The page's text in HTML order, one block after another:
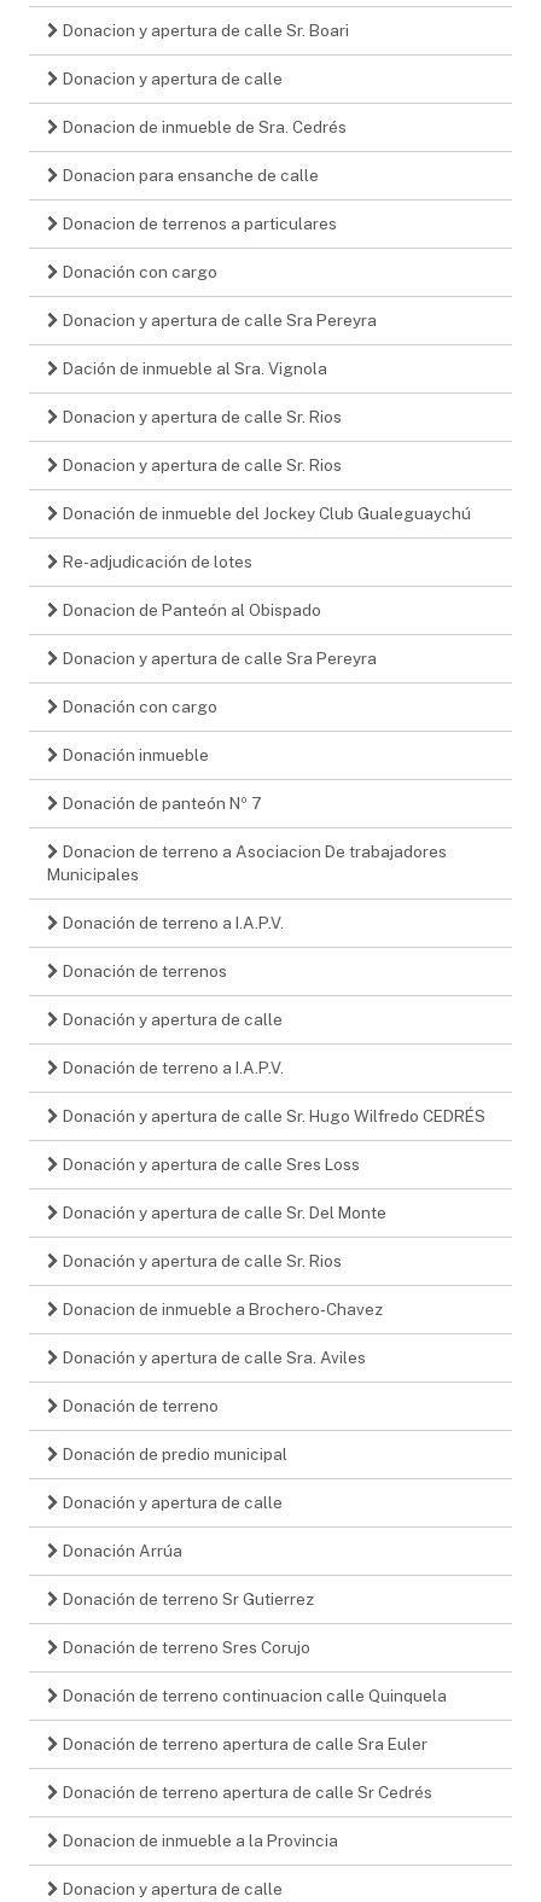
Donacion y apertura de calle Sr. Boari
Donacion y apertura de calle
Donacion de inmueble de Sra. Cedrés
Donacion para ensanche de calle
Donacion de terrenos a particulares
Donación con cargo
Donacion y apertura de calle Sra Pereyra
Dación de inmueble al Sra. Vignola
Donacion y apertura de calle Sr. Rios
Donacion y apertura de calle Sr. Rios
Donación de inmueble del Jockey Club Gualeguaychú
Re-adjudicación de lotes
Donacion de Panteón al Obispado
Donacion y apertura de calle Sra Pereyra
Donación con cargo
Donación inmueble
Donación de panteón Nº 7
Donacion de terreno a Asociacion De trabajadores
Municipales
Donación de terreno a I.A.P.V.
Donación de terrenos
Donación y apertura de calle
Donación de terreno a I.A.P.V.
Donación y apertura de calle Sr. Hugo Wilfredo CEDRÉS
Donación y apertura de calle Sres Loss
Donación y apertura de calle Sr. Del Monte
Donación y apertura de calle Sr. Rios
Donacion de inmueble a Brochero-Chavez
Donación y apertura de calle Sra. Aviles
Donación de terreno
Donación de predio municipal
Donación y apertura de calle
Donación Arrúa
Donación de terreno Sr Gutierrez
Donación de terreno Sres Corujo
Donación de terreno continuacion calle Quinquela
Donación de terreno apertura de calle Sra Euler
Donación de terreno apertura de calle Sr Cedrés
Donacion de inmueble a la Provincia
Donacion y apertura de calle